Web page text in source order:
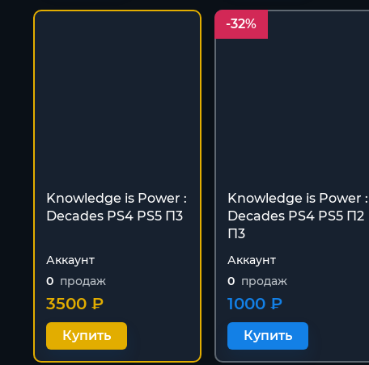
Knowledge is Power :
Decades PS4 PS5 П3
Аккаунт
0 продаж
3500 ₽
Купить
-32%
Knowledge is Power :
Decades PS4 PS5 П2
П3
Аккаунт
0 продаж
1000 ₽
Купить